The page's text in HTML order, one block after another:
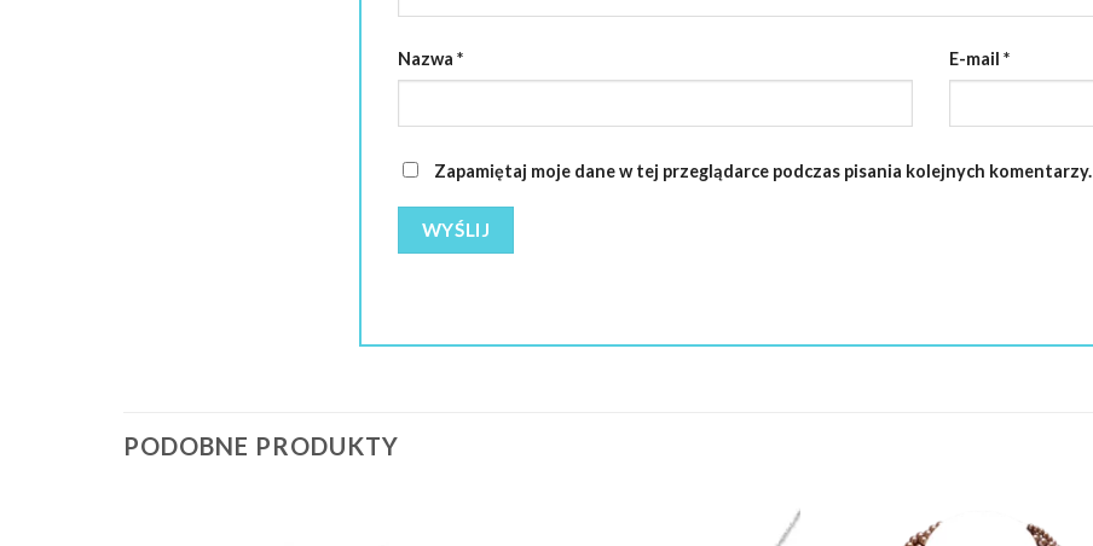
Nazwa * E-mail *
Zapamiętaj moje dane w tej przeglądarce podczas pisania kolejnych komentarzy.
PODOBNE PRODUKTY